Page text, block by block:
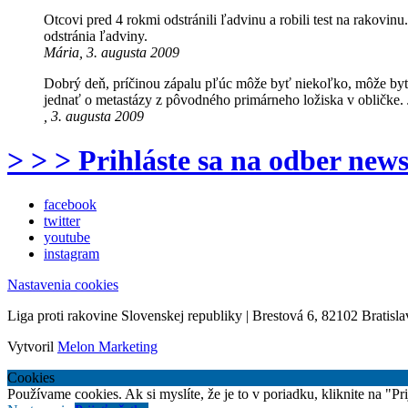
Otcovi pred 4 rokmi odstránili ľadvinu a robili test na
odstránia ľadviny.
Mária, 3. augusta 2009
Dobrý deň, príčinou zápalu pľúc môže byť niekoľko, môže
jednať o metastázy z pôvodného primárneho ložiska v
, 3. augusta 2009
> > > Prihláste sa na odber
facebook
twitter
youtube
instagram
Nastavenia cookies
Liga proti rakovine Slovenskej republiky | Brestová 6, 82102
Vytvoril Melon Marketing
Cookies
Používame cookies. Ak si myslíte, že je to v poriadku, kliknite na